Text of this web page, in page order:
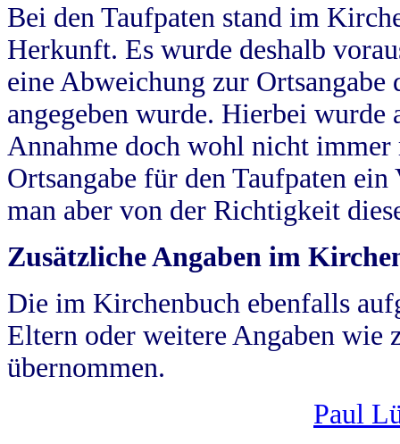
Bei den Taufpaten stand im
Herkunft. Es wurde deshalb
eine Abweichung zur
angegeben wurde. Hierbei wurde
Annahme doch wohl nicht
Ortsangabe für den Taufpaten
man aber von der Richtigkeit
Zusätzliche Angaben im
Die im Kirchenbuch ebenfalls
Eltern oder weitere Angaben wie
übernommen.
Paul